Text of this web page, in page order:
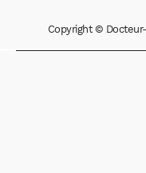
Copyright © Docteur-